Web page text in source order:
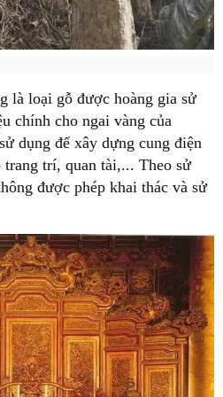
là loại gỗ được hoàng gia sử
chính cho ngai vàng của
dụng để xây dựng cung điện
trí, quan tài,... Theo sử
được phép khai thác và sử